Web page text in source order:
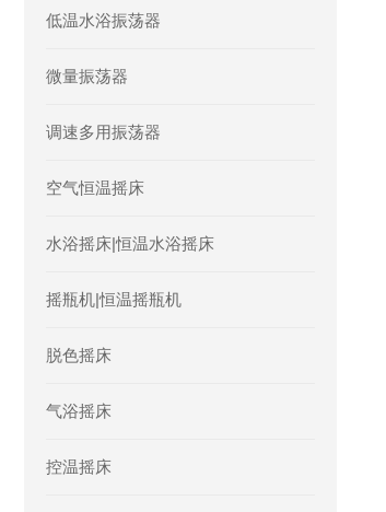
低温水浴振荡器
微量振荡器
调速多用振荡器
空气恒温摇床
水浴摇床|恒温水浴摇床
摇瓶机|恒温摇瓶机
脱色摇床
气浴摇床
控温摇床